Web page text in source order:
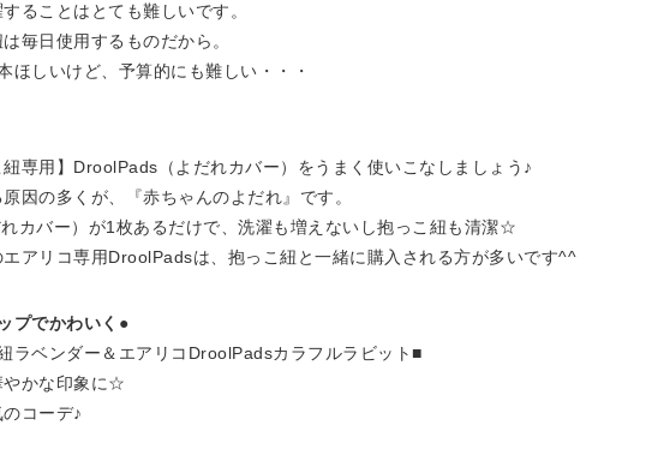
ることはとても難しいです。
毎日使用するものだから。
ほしいけど、予算的にも難しい・・・
紐専用】DroolPads（よだれカバー）をうまく使いこなしましょう♪
因の多くが、『赤ちゃんのよだれ』です。
カバー）が1枚あるだけで、洗濯も増えないし抱っこ紐も清潔☆
アリコ専用DroolPadsは、抱っこ紐と一緒に購入される方が多いです^^
プでかわいく●
ラベンダー＆エアリコDroolPadsカラフルラビット■
やかな印象に☆
コーデ♪